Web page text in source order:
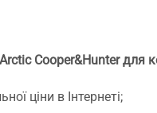
Cooper&Hunter для
ціни в Інтернеті;